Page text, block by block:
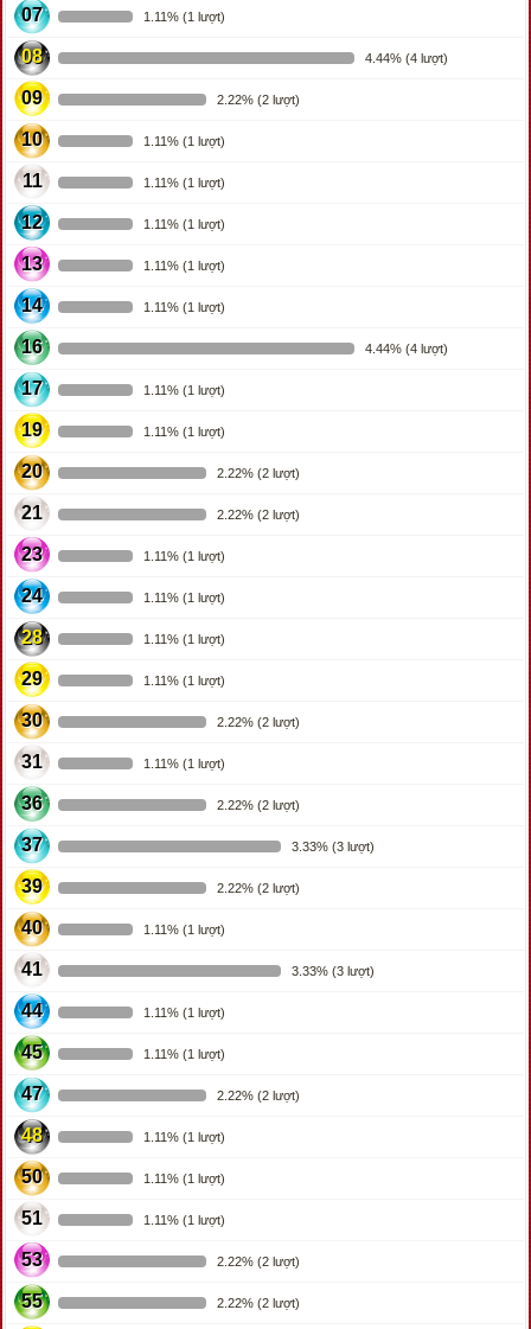
07 1.11% (1 lượt)
08 4.44% (4 lượt)
09 2.22% (2 lượt)
10 1.11% (1 lượt)
11 1.11% (1 lượt)
12 1.11% (1 lượt)
13 1.11% (1 lượt)
14 1.11% (1 lượt)
16 4.44% (4 lượt)
17 1.11% (1 lượt)
19 1.11% (1 lượt)
20 2.22% (2 lượt)
21 2.22% (2 lượt)
23 1.11% (1 lượt)
24 1.11% (1 lượt)
28 1.11% (1 lượt)
29 1.11% (1 lượt)
30 2.22% (2 lượt)
31 1.11% (1 lượt)
36 2.22% (2 lượt)
37 3.33% (3 lượt)
39 2.22% (2 lượt)
40 1.11% (1 lượt)
41 3.33% (3 lượt)
44 1.11% (1 lượt)
45 1.11% (1 lượt)
47 2.22% (2 lượt)
48 1.11% (1 lượt)
50 1.11% (1 lượt)
51 1.11% (1 lượt)
53 2.22% (2 lượt)
55 2.22% (2 lượt)